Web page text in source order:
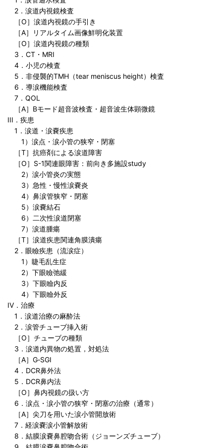
2．涙道内視鏡検査
［O］涙道内視鏡の手引き
［A］リアルタイム画像鮮明化装置
［O］涙道内視鏡の種類
3．CT・MRI
4．小児の検査
5．非侵襲的TMH（tear meniscus height）検査
6．導涙機能検査
7．QOL
［A］Bモード超音波検査・超音波生体顕微鏡
III．疾患
1．涙道・涙嚢疾患
1）涙点・涙小管の狭窄・閉塞
［T］抗癌剤による涙道障害
［O］S-1関連眼障害：前向き多施設study
2）涙小管炎の実態
3）急性・慢性涙嚢炎
4）鼻涙管狭窄・閉塞
5）涙嚢結石
6）二次性涙道閉塞
7）涙道腫瘍
［T］涙道疾患関連角膜潰瘍
2．眼瞼疾患（流涙症）
1）睫毛乱生症
2）下眼瞼弛緩
3）下眼瞼内反
4）下眼瞼外反
IV．治療
1．涙道治療の麻酔法
2．涙管チューブ挿入術
［O］チューブの種類
3．涙道内異物の処置，対処法
［A］G‐SGI
4．DCR鼻外法
5．DCR鼻内法
［O］鼻内視鏡の扱い方
6．涙点・涙小管の狭窄・閉塞の治療（通常）
［A］尖刀を用いた涙小管開放術
7．経涙嚢涙小管解放術
8．結膜涙嚢鼻腔吻合術（ジョーンズチューブ）